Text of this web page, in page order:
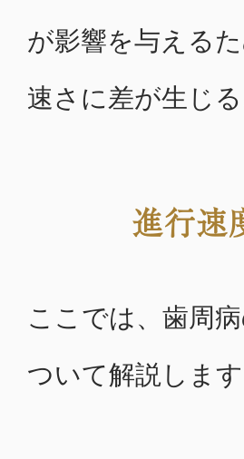
が影響を与える
速さに差が生じ
進行速
ここでは、歯周
ついて解説します